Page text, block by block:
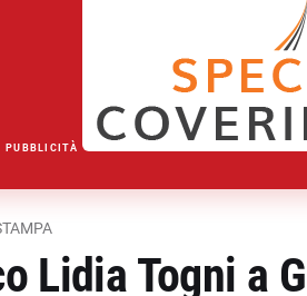
PUBBLICITÀ
Lidia Togni a